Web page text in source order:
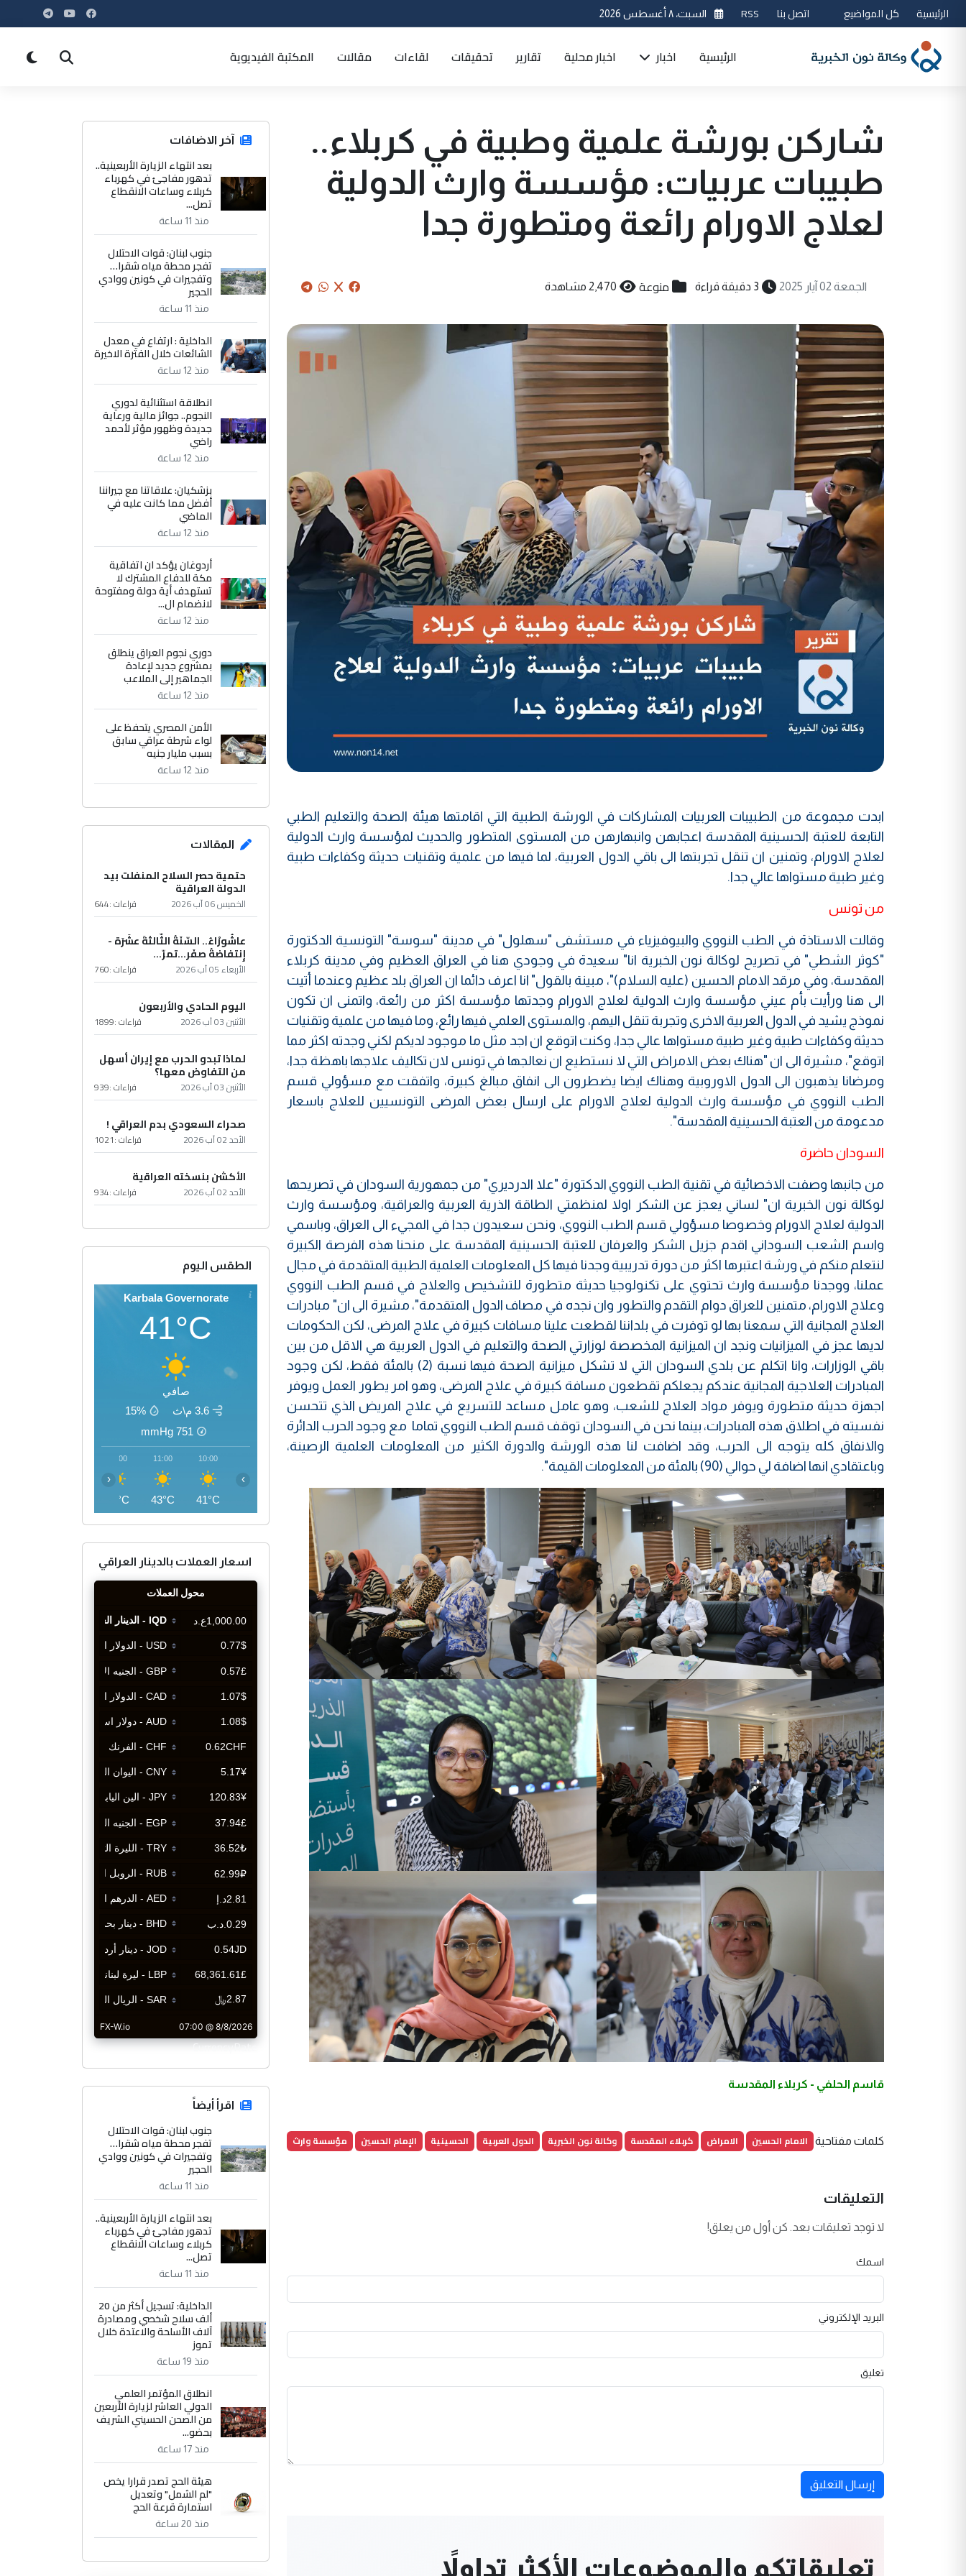
الرئيسية كل المواضيع اتصل بنا RSS السبت، ٨ أغسطس 2026
الرئيسية اخبار اخبار محلية تقارير تحقيقات لقاءات مقالات المكتبة الفيديوية
شاركن بورشة علمية وطبية في كربلاء..
طبيبات عربيات: مؤسسة وارث الدولية
لعلاج الاورام رائعة ومتطورة جدا
الجمعة 02 آيار 2025 3 دقيقة قراءة منوعة 2,470 مشاهدة
ابدت مجموعة من الطبيبات العربيات المشاركات في الورشة الطبية التي اقامتها هيئة الصحة والتعليم الطبي
التابعة للعتبة الحسينية المقدسة اعجابهن وانبهارهن من المستوى المتطور والحديث لمؤسسة وارث الدولية
لعلاج الاورام، وتمنين ان تنقل تجربتها الى باقي الدول العربية، لما فيها من علمية وتقنيات حديثة وكفاءات طبية
وغير طبية مستواها عالي جدا.
من تونس
وقالت الاستاذة في الطب النووي والبيوفيزياء في مستشفى "سهلول" في مدينة "سوسة" التونسية الدكتورة
"كوثر الشطي" في تصريح لوكالة نون الخبرية انا" سعيدة في وجودي هنا في العراق العظيم وفي مدينة كربلاء
المقدسة، وفي مرقد الامام الحسين (عليه السلام)"، مبينة بالقول" انا اعرف دائما ان العراق بلد عظيم وعندما أتيت
الى هنا ورأيت بأم عيني مؤسسة وارث الدولية لعلاج الاورام وجدتها مؤسسة اكثر من رائعة، واتمنى ان تكون
نموذج يشيد في الدول العربية الاخرى وتجربة تنقل اليهم، والمستوى العلمي فيها رائع، وما فيها من علمية وتقنيات
حديثة وكفاءات طبية وغير طبية مستواها عالي جدا، وكنت اتوقع ان اجد مثل ما موجود لديكم لكني وجدته اكثر مما
اتوقع"، مشيرة الى ان "هناك بعض الامراض التي لا نستطيع ان نعالجها في تونس لان تكاليف علاجها باهظة جدا،
ومرضانا يذهبون الى الدول الاوروبية وهناك ايضا يضطرون الى انفاق مبالغ كبيرة، واتفقت مع مسؤولي قسم
الطب النووي في مؤسسة وارث الدولية لعلاج الاورام على ارسال بعض المرضى التونسيين للعلاج باسعار
مدعومة من العتبة الحسينية المقدسة".
السودان حاضرة
من جانبها وصفت الاخصائية في تقنية الطب النووي الدكتورة "علا الدرديري" من جمهورية السودان في تصريحها
لوكالة نون الخبرية ان" لساني يعجز عن الشكر اولا لمنظمتي الطاقة الذرية العربية والعراقية، ومؤسسة وارث
الدولية لعلاج الاورام وخصوصا مسؤولي قسم الطب النووي، ونحن سعيدون جدا في المجيء الى العراق، وباسمي
واسم الشعب السوداني اقدم جزيل الشكر والعرفان للعتبة الحسينية المقدسة على منحنا هذه الفرصة الكبيرة
لنتعلم منكم في ورشة اعتبرها اكثر من دورة تدريبية وجدنا فيها كل المعلومات العلمية الطبية المتقدمة في مجال
عملنا، ووجدنا مؤسسة وارث تحتوي على تكنولوجيا حديثة متطورة للتشخيص والعلاج في قسم الطب النووي
وعلاج الاورام، متمنين للعراق دوام التقدم والتطور وان نجده في مصاف الدول المتقدمة"، مشيرة الى ان" مبادرات
العلاج المجانية التي سمعنا بها لو توفرت في بلداننا لقطعت علينا مسافات كبيرة في علاج المرضى، لكن الحكومات
لديها عجز في الميزانيات ونجد ان الميزانية المخصصة لوزارتي الصحة والتعليم في الدول العربية هي الاقل من بين
باقي الوزارات، وانا اتكلم عن بلدي السودان التي لا تشكل ميزانية الصحة فيها نسبة (2) بالمئة فقط، لكن وجود
المبادرات العلاجية المجانية عندكم يجعلكم تقطعون مسافة كبيرة في علاج المرضى، وهو امر يطور العمل ويوفر
اجهزة حديثة متطورة ويوفر مواد العلاج للشعب، وهو عامل مساعد للتسريع في علاج المريض الذي تتحسن
نفسيته في اطلاق هذه المبادرات، بينما نحن في السودان توقف قسم الطب النووي تماما مع وجود الحرب الدائرة
والانفاق كله يتوجه الى الحرب، وقد اضافت لنا هذه الورشة والدورة الكثير من المعلومات العلمية الرصينة،
وباعتقادي انها اضافة لي حوالي (90) بالمئة من المعلومات القيمة".
قاسم الحلفي - كربلاء المقدسة
كلمات مفتاحية الامام الحسين الامراض كربلاء المقدسة وكالة نون الخبرية الدول العربية الحسينية الإمام الحسين مؤسسة وارث
التعليقات
لا توجد تعليقات بعد. كن أول من يعلق!
اسمك
البريد الإلكتروني
تعليق
إرسال التعليق
تعليقاتكم والموضوعات الأكثر تداولاً
آخر الاضافات
بعد انتهاء الزيارة الأربعينية..
تدهور مفاجئ في كهرباء
كربلاء وساعات الانقطاع
تصل...
منذ 11 ساعة
جنوب لبنان: قوات الاحتلال
تفجر محطة مياه شقرا…
وتفجيرات في كونين ووادي
الحجير
منذ 11 ساعة
الداخلية : ارتفاع في معدل
الشائعات خلال الفترة الاخيرة
منذ 12 ساعة
انطلاقة استثنائية لدوري
النجوم.. جوائز مالية ورعاية
جديدة وظهور مؤثر لأحمد
راضي
منذ 12 ساعة
بزشكيان: علاقاتنا مع جيراننا
أفضل مما كانت عليه في
الماضي
منذ 12 ساعة
أردوغان يؤكد ان اتفاقية
مكة للدفاع المشترك لا
تستهدف أية دولة ومفتوحة
لانضمام ال...
منذ 12 ساعة
دوري نجوم العراق ينطلق
بمشروع جديد لإعادة
الجماهير إلى الملاعب
منذ 12 ساعة
الأمن المصري يتحفظ على
لواء شرطة عراقي سابق
بسبب مليار جنيه
منذ 12 ساعة
المقالات
حتمية حصر السلاح المنفلت بيد
الدولة العراقية
الخميس 06 آب 2026 قراءات :644
عاشُورْاءُ.. السّنَةُ الثّالثةَ عشَرَة -
إِنتفاضةُ صفَر…تمرّ...
الأربعاء 05 آب 2026 قراءات :760
اليوم الحادي والأربعون
الأثنين 03 آب 2026 قراءات :1899
لماذا تبدو الحرب مع إيران أسهل
من التفاوض معها؟
الأثنين 03 آب 2026 قراءات :939
صحراء السعودي بدم العراقي !
الأحد 02 آب 2026 قراءات :1021
الأكشن بنسخته العراقية
الأحد 02 آب 2026 قراءات :934
الطقس اليوم
Karbala Governorate
41°C
صافي
3.6 م\ث
15%
751
mmHg
10:00
41°C
11:00
43°C
12:00
44°C
‹ ›
اسعار العملات بالدينار العراقي
CurrencyRate
اقرأ أيضاً
جنوب لبنان: قوات الاحتلال
تفجر محطة مياه شقرا…
وتفجيرات في كونين ووادي
الحجير
منذ 11 ساعة
بعد انتهاء الزيارة الأربعينية..
تدهور مفاجئ في كهرباء
كربلاء وساعات الانقطاع
تصل...
منذ 11 ساعة
الداخلية: تسجيل أكثر من 20
ألف سلاح شخصي ومصادرة
آلاف الأسلحة والاعتدة خلال
تموز
منذ 19 ساعة
انطلاق المؤتمر العلمي
الدولي العاشر لزيارة الأربعين
من الصحن الحسيني الشريف
بحضو...
منذ 17 ساعة
هيئة الحج تصدر قرارا يخص
"لم الشمل" وتعديل
استمارة قرعة الحج
منذ 20 ساعة